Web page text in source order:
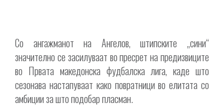
Со ангажманот на Ангелов, штипските „сини“
значително се засилуваат во пресрет на предизвиците
во Првата македонска фудбалска лига, каде што
сезонава настапуваат како повратници во елитата со
амбиции за што подобар пласман.